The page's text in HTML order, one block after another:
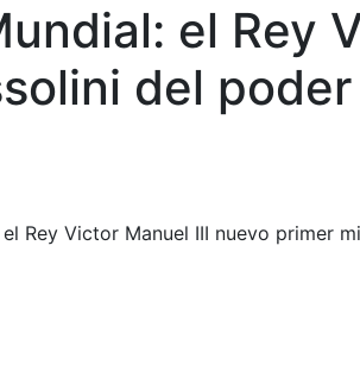
el Rey
del poder
Rey Victor Manuel III nuevo primer